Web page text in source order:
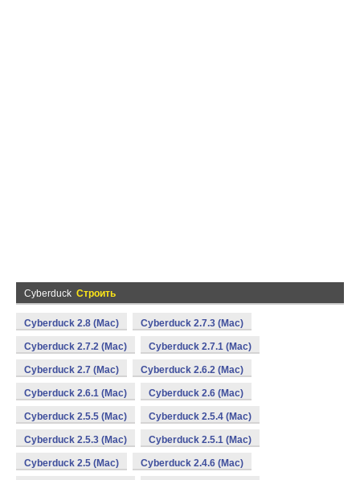
Cyberduck Строить
Cyberduck 2.8 (Mac) Cyberduck 2.7.3 (Mac)
Cyberduck 2.7.2 (Mac) Cyberduck 2.7.1 (Mac)
Cyberduck 2.7 (Mac) Cyberduck 2.6.2 (Mac)
Cyberduck 2.6.1 (Mac) Cyberduck 2.6 (Mac)
Cyberduck 2.5.5 (Mac) Cyberduck 2.5.4 (Mac)
Cyberduck 2.5.3 (Mac) Cyberduck 2.5.1 (Mac)
Cyberduck 2.5 (Mac) Cyberduck 2.4.6 (Mac)